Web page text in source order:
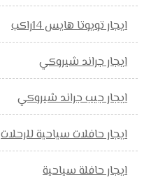
ايجار تويوتا هايس 14راكب
ايجار جراند شيروكي
ايجار جيب جراند شيروكي
ايجار حافلات سياحية للرحلات
ايجار حافلة سياحية